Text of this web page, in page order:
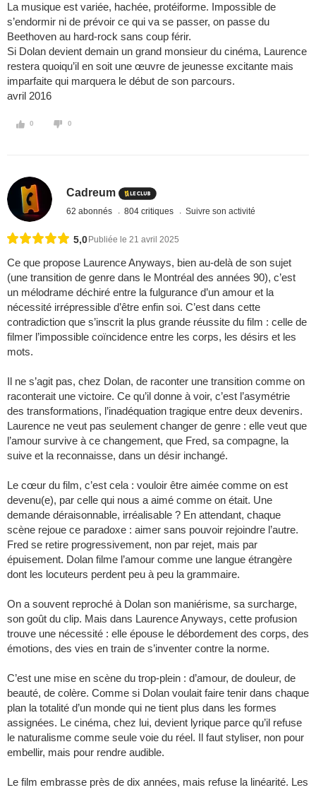
La musique est variée, hachée, protéiforme. Impossible de
s’endormir ni de prévoir ce qui va se passer, on passe du
Beethoven au hard-rock sans coup férir.
Si Dolan devient demain un grand monsieur du cinéma, Laurence
restera quoiqu’il en soit une œuvre de jeunesse excitante mais
imparfaite qui marquera le début de son parcours.
avril 2016
0 0
Cadreum
62 abonnés 804 critiques Suivre son activité
5,0 Publiée le 21 avril 2025
Ce que propose Laurence Anyways, bien au-delà de son sujet
(une transition de genre dans le Montréal des années 90), c’est
un mélodrame déchiré entre la fulgurance d’un amour et la
nécessité irrépressible d’être enfin soi. C’est dans cette
contradiction que s’inscrit la plus grande réussite du film : celle de
filmer l’impossible coïncidence entre les corps, les désirs et les
mots.
Il ne s’agit pas, chez Dolan, de raconter une transition comme on
raconterait une victoire. Ce qu’il donne à voir, c’est l’asymétrie
des transformations, l’inadéquation tragique entre deux devenirs.
Laurence ne veut pas seulement changer de genre : elle veut que
l’amour survive à ce changement, que Fred, sa compagne, la
suive et la reconnaisse, dans un désir inchangé.
Le cœur du film, c’est cela : vouloir être aimée comme on est
devenu(e), par celle qui nous a aimé comme on était. Une
demande déraisonnable, irréalisable ? En attendant, chaque
scène rejoue ce paradoxe : aimer sans pouvoir rejoindre l’autre.
Fred se retire progressivement, non par rejet, mais par
épuisement. Dolan filme l’amour comme une langue étrangère
dont les locuteurs perdent peu à peu la grammaire.
On a souvent reproché à Dolan son maniérisme, sa surcharge,
son goût du clip. Mais dans Laurence Anyways, cette profusion
trouve une nécessité : elle épouse le débordement des corps, des
émotions, des vies en train de s’inventer contre la norme.
C’est une mise en scène du trop-plein : d’amour, de douleur, de
beauté, de colère. Comme si Dolan voulait faire tenir dans chaque
plan la totalité d’un monde qui ne tient plus dans les formes
assignées. Le cinéma, chez lui, devient lyrique parce qu’il refuse
le naturalisme comme seule voie du réel. Il faut styliser, non pour
embellir, mais pour rendre audible.
Le film embrasse près de dix années, mais refuse la linéarité. Les